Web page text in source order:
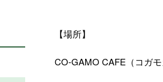
【場所】
CO-GAMO CAFE（コガモ